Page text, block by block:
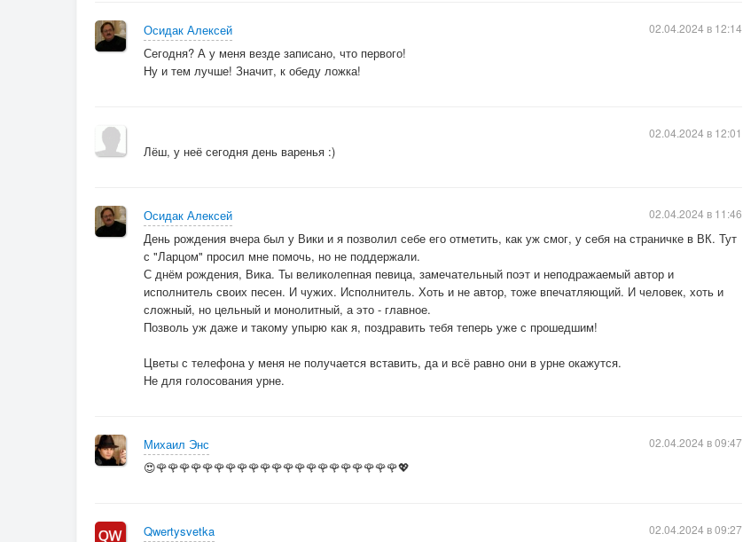
Осидак Алексей
Сегодня? А у меня везде записано, что первого!
Ну и тем лучше! Значит, к обеду ложка!
02.04.2024 в 12:14
Лёш, у неё сегодня день варенья :)
02.04.2024 в 12:01
Осидак Алексей
День рождения вчера был у Вики и я позволил себе его отметить, как уж смог, у себя на страничке в ВК. Тут
с "Ларцом" просил мне помочь, но не поддержали.
С днём рождения, Вика. Ты великолепная певица, замечательный поэт и неподражаемый автор и
исполнитель своих песен. И чужих. Исполнитель. Хоть и не автор, тоже впечатляющий. И человек, хоть и
сложный, но цельный и монолитный, а это - главное.
Позволь уж даже и такому упырю как я, поздравить тебя теперь уже с прошедшим!
Цветы с телефона у меня не получается вставить, да и всё равно они в урне окажутся.
Не для голосования урне.
02.04.2024 в 11:46
Михаил Энс
😍🌹🌹🌹🌹🌹🌹🌹🌹🌹🌹🌹🌹🌹🌹🌹🌹🌹🌹🌹🌹🌹💖
02.04.2024 в 09:47
Qwertysvetka
02.04.2024 в 09:27